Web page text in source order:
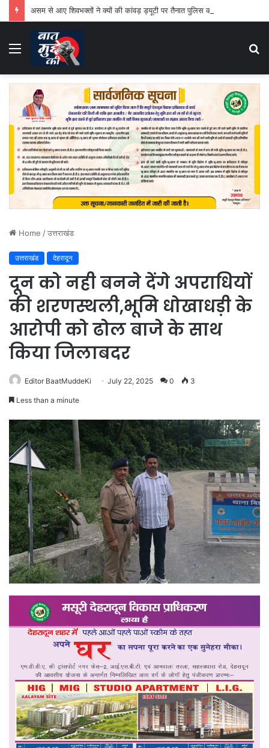
Menu
Home /उत्तराखंड
उत्तराखंड देहरादून
दून को नही बनने देंगे अपराधियों
की शरणस्थली,भूमि धोखाधड़ी के
आरोपी को ढोल बाजे के साथ
किया जिलाबदर
Editor BaatMuddeKi July 22, 2025 0 3
Less than a minute